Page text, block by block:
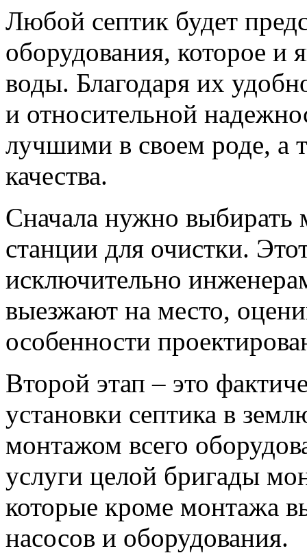
Любой септик будет
оборудования, которое и
воды. Благодаря их
и относительной
лучшими в своем роде, а
качества.
Сначала нужно выбирать
станции для очистки.
исключительно
выезжают на место,
особенности
Второй этап – это
установки септика в
монтажом всего
услуги целой бригады
которые кроме монтажа
насосов и оборудования.